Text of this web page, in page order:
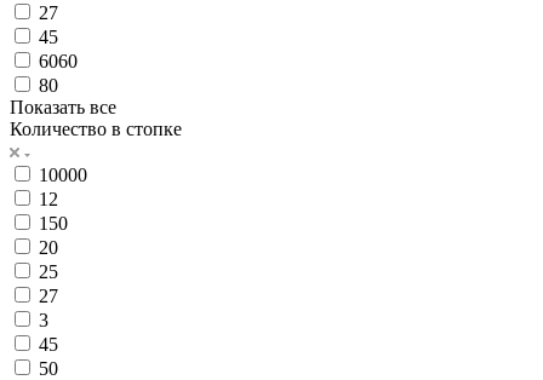
27
45
6060
80
Показать все
Количество в стопке
10000
12
150
20
25
27
3
45
50